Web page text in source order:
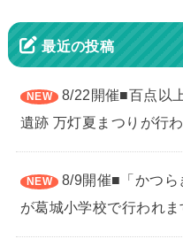
最近の投稿
8/22開催■百点以
遺跡 万灯夏まつりが行
8/9開催■「かつら
が葛城小学校で行われま